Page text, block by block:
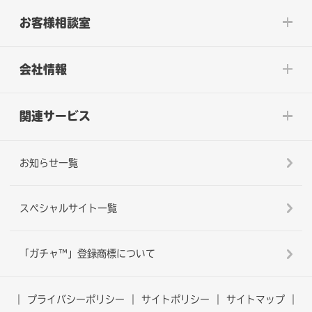
お客様相談室
会社情報
関連サービス
お知らせ一覧
スペシャルサイト一覧
「ガチャ™」登録商標について
プライバシーポリシー サイトポリシー サイトマップ